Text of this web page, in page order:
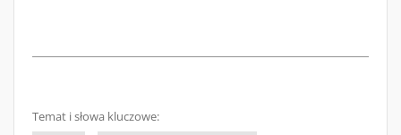
Temat i słowa kluczowe: